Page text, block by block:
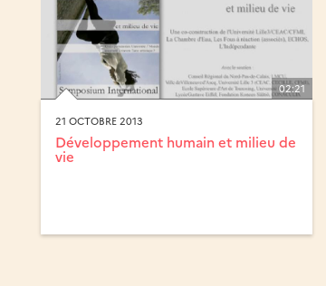
02:21
21 OCTOBRE 2013
Développement humain et milieu de
vie